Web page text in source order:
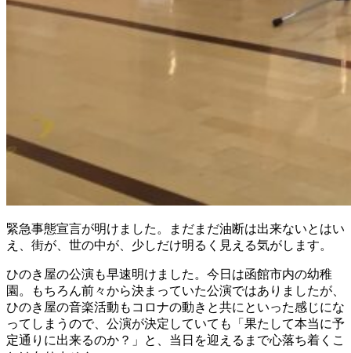
緊急事態宣言が明けました。まだまだ油断は出来ないとはい
え、街が、世の中が、少しだけ明るく見える気がします。
ひのき屋の公演も早速明けました。今日は函館市内の幼稚
園。もちろん前々から決まっていた公演ではありましたが、
ひのき屋の音楽活動もコロナの動きと共にといった感じにな
ってしまうので、公演が決定していても「果たして本当に予
定通りに出来るのか？」と、当日を迎えるまで心落ち着くこ